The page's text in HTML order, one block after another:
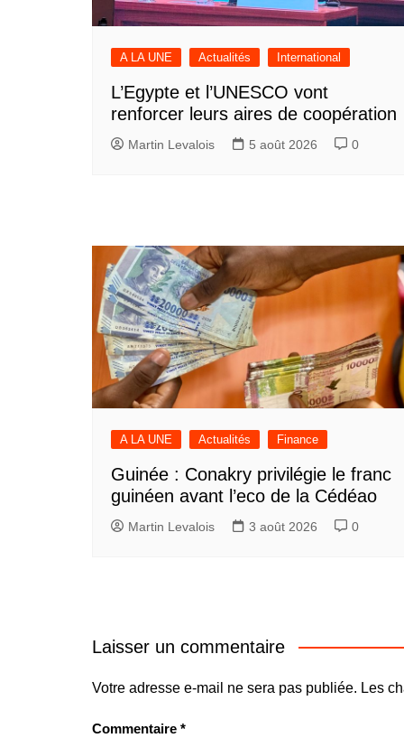
A LA UNE Actualités International
L’Egypte et l’UNESCO vont
renforcer leurs aires de coopération
Martin Levalois 5 août 2026 0
A LA UNE Actualités Finance
Guinée : Conakry privilégie le franc
guinéen avant l’eco de la Cédéao
Martin Levalois 3 août 2026 0
Laisser un commentaire
Votre adresse e-mail ne sera pas publiée. Les
Commentaire *